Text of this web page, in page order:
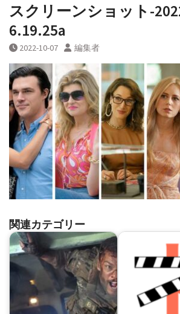
スクリーンショット-
6.19.25a
2022-10-07 編集者
関連カテゴリー